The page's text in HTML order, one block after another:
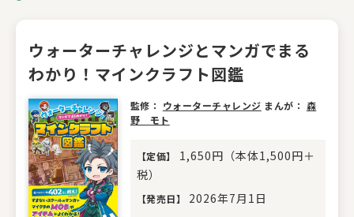
ウォーターチャレンジとマンガでまる
わかり！マインクラフト図鑑
監修： ウォーターチャレンジ まんが： 森
野 モト
【定価】
1,650円（本体1,500円＋
税）
【発売日】 2026年7月1日